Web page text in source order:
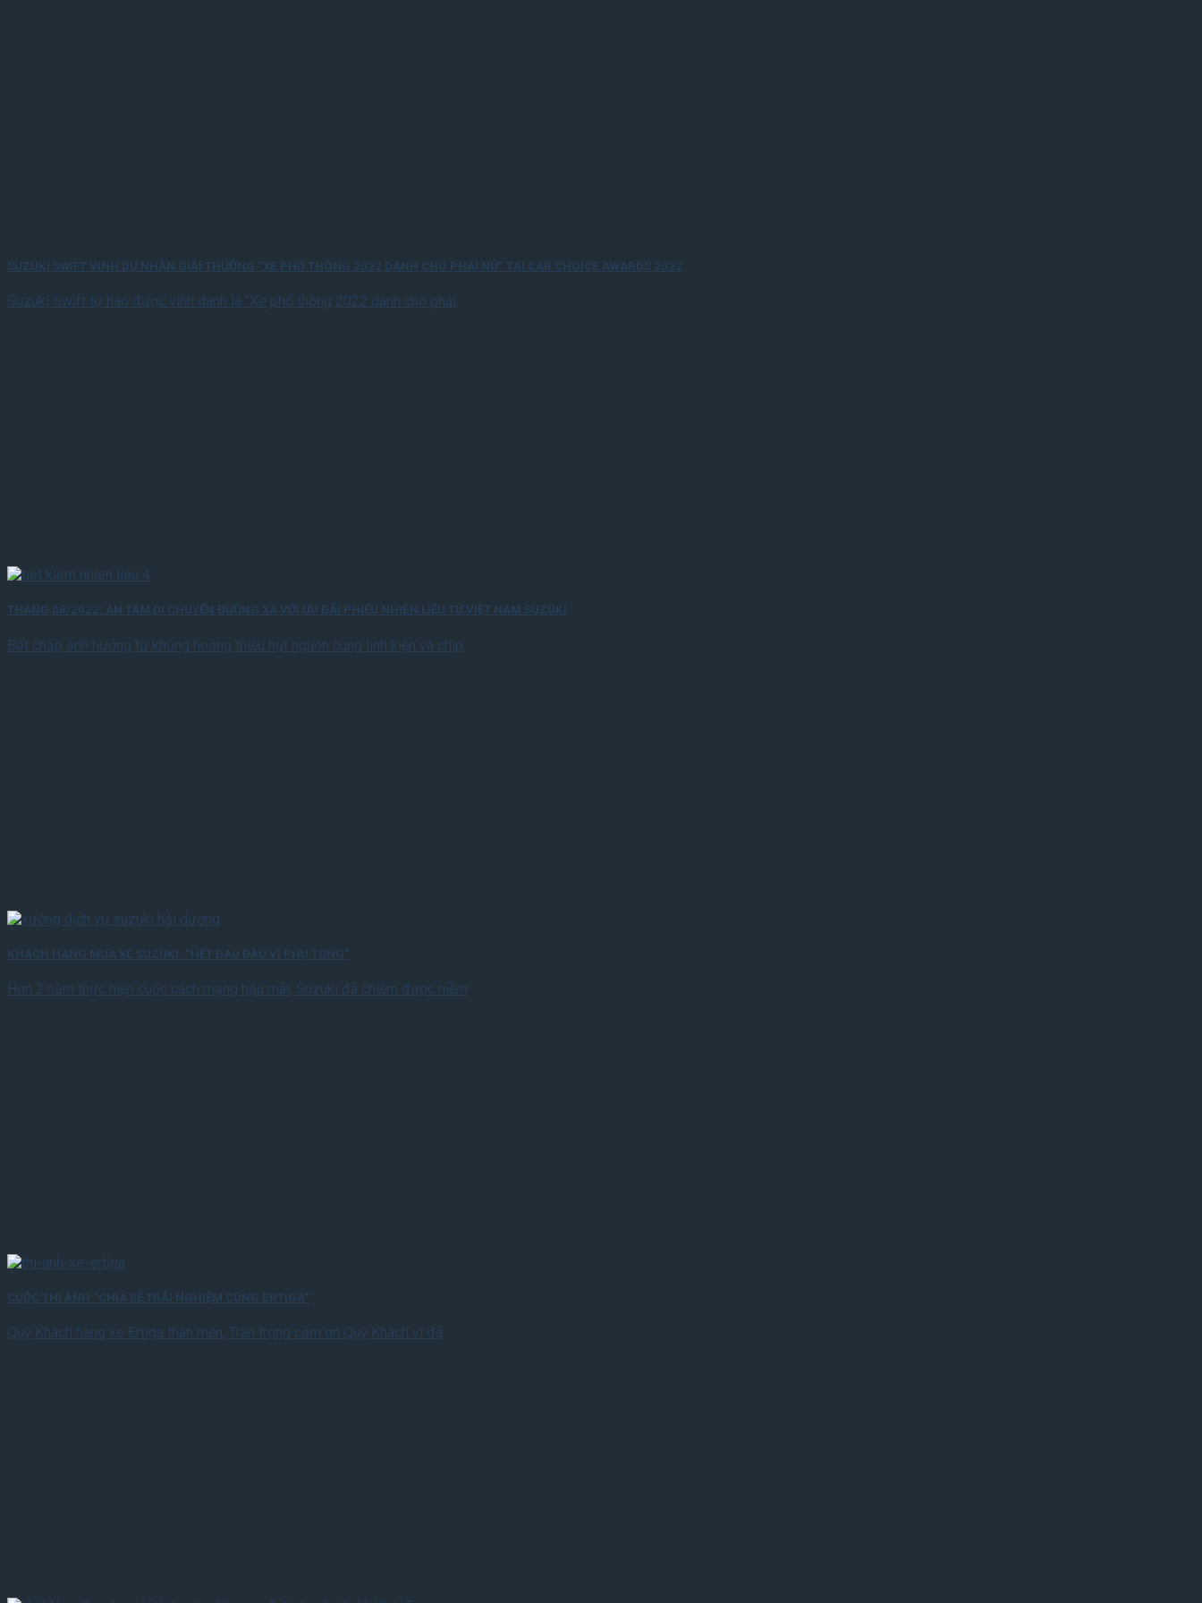
SUZUKI SWIFT VINH DỰ NHẬN GIẢI THƯỞNG “XE PHỔ THÔNG 2022 DÀNH CHO PHÁI NỮ” TẠI CAR CHOICE AWARDS 2022
Suzuki Swift tự hào được vinh danh là “Xe phổ thông 2022 dành cho phái
THÁNG 08/2022: AN TÂM DI CHUYỂN ĐƯỜNG XA VỚI ƯU ĐÃI PHIẾU NHIÊN LIỆU TỪ VIỆT NAM SUZUKI
Bất chấp ảnh hưởng từ khủng hoảng thiếu hụt nguồn cung linh kiện và chip
KHÁCH HÀNG MUA XE SUZUKI: “HẾT ĐAU ĐẦU VÌ PHỤ TÙNG”
Hơn 2 năm thực hiện cuộc cách mạng hậu mãi, Suzuki đã chiếm được niềm
CUỘC THI ẢNH “CHIA SẺ TRẢI NGHIỆM CÙNG ERTIGA”
Quý Khách hàng xe Ertiga thân mến, Trân trọng cảm ơn Quý Khách vì đã